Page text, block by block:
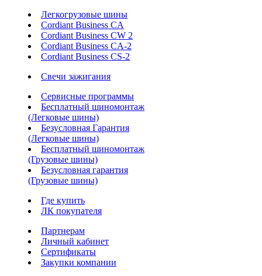
Легкогрузовые шины
Cordiant Business CA
Cordiant Business CW 2
Cordiant Business CA-2
Cordiant Business CS-2
Свечи зажигания
Сервисные программы
Бесплатный шиномонтаж
(Легковые шины)
Безусловная Гарантия
(Легковые шины)
Бесплатный шиномонтаж
(Грузовые шины)
Безусловная гарантия
(Грузовые шины)
Где купить
ЛК покупателя
Партнерам
Личный кабинет
Сертификаты
Закупки компании